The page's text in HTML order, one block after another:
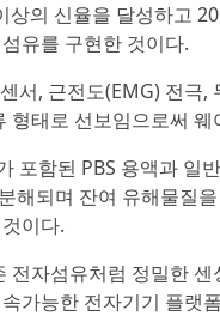
상의 신율을 달성하고
유를 구현한 것이다.
서, 근전도(EMG) 전극
형태로 선보임으로써
포함된 PBS 용액과 일
해되며 잔여 유해물질
이다.
전자섬유처럼 정밀한
가능한 전자기기 플랫